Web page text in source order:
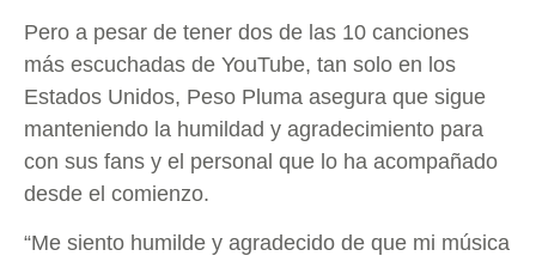
Pero a pesar de tener dos de las 10 canciones
más escuchadas de YouTube, tan solo en los
Estados Unidos, Peso Pluma asegura que sigue
manteniendo la humildad y agradecimiento para
con sus fans y el personal que lo ha acompañado
desde el comienzo.
“Me siento humilde y agradecido de que mi música